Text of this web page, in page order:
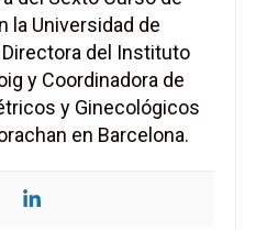
la Universidad de
Directora del Instituto
y Coordinadora de
y Ginecológicos
en Barcelona.